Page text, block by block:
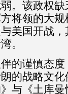
。该政权
将领的大
美国开战
。
的谨慎态
的战略文
与《土库